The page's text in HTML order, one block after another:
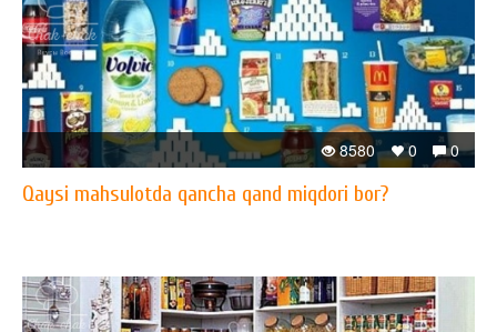
0
0
8580
Qaysi mahsulotda qancha qand miqdori bor?